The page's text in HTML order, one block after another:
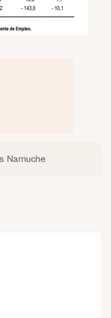
Namuche